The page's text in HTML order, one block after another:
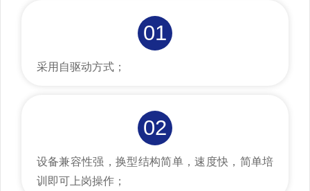
01
采用自驱动方式；
02
设备兼容性强，换型结构简单，速度快，简单培
训即可上岗操作；